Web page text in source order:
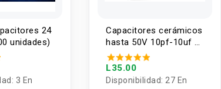
24
unidades)
3 En
Capacitores cerámicos
hasta 50V 10pf-10uf 1
Valor (5U)
L35.00
Disponibilidad:27 En